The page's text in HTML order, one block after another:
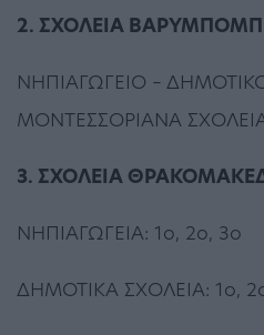
2. ΣΧΟΛΕΙΑ
ΝΗΠΙΑΓΩΓΕΙΟ –
ΜΟΝΤΕΣΣΟΡΙΑΝΑ
3. ΣΧΟΛΕΙΑ
ΝΗΠΙΑΓΩΓΕΙΑ: 1ο, 2ο, 3ο
ΔΗΜΟΤΙΚΑ ΣΧΟΛΕΙΑ: 1ο,